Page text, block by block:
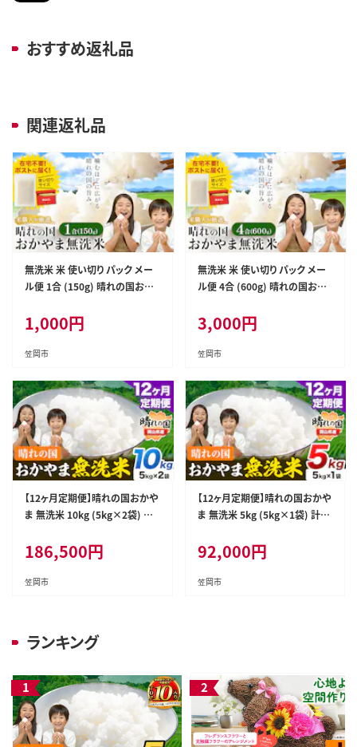
おすすめ返礼品
関連返礼品
無洗米 米 使い切り パック メー
ル便 1合 (150g) 晴れの国おか
定(土日祝除く)》岡山県 笠岡市
送料無料 岡山県産 米 ふるさと
納税 わけあり 以上のお米ならこ
kome---kasaoka_zsy_341_1
50---
1,000円
笠岡市
無洗米 米 使い切り パック メー
ル便 4合 (600g) 晴れの国おか
定(土日祝除く)》岡山県 笠岡市
送料無料 岡山県産 米 ふるさと
納税 わけあり 以上のお米ならこ
kome---kasaoka_zsy_343_4
50---
3,000円
笠岡市
【12ヶ月定期便】晴れの国おかや
ま 無洗米 10kg (5kg×2袋) 計1
発送》 岡山県 笠岡市 無洗米 岡
山県産 米 送料無料 国産 ブレン
ド米 ---kasaoka_zsytei_389_
186,500円
笠岡市
【12ヶ月定期便】晴れの国おかや
ま 無洗米 5kg (5kg×1袋) 計12
発送》 岡山県 笠岡市 無洗米 岡
山県産 米 送料無料 国産 ブレン
ド米 ---kasaoka_zsytei_393_
92,000円
笠岡市
ランキング